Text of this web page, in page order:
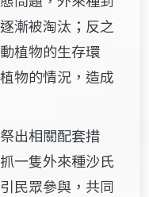
漸被淘汰；反之
植物的生存環
物的情況，造成
出相關配套措
一隻外來種沙氏
民眾參與，共同